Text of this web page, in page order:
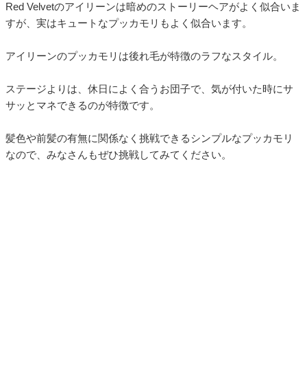
Red Velvetのアイリーンは暗めのストーリーヘアがよく似合いま
すが、実はキュートなプッカモリもよく似合います。
アイリーンのプッカモリは後れ毛が特徴のラフなスタイル。
ステージよりは、休日によく合うお団子で、気が付いた時にサ
サッとマネできるのが特徴です。
髪色や前髪の有無に関係なく挑戦できるシンプルなプッカモリ
なので、みなさんもぜひ挑戦してみてください。